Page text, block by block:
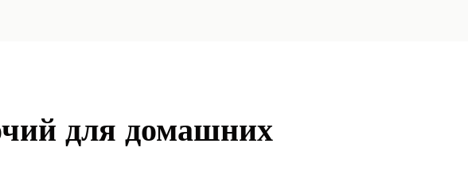
для домашних